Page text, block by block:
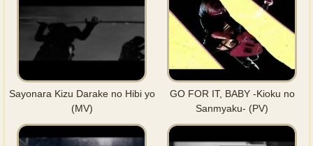
Sayonara Kizu Darake no Hibi yo
(MV)
GO FOR IT, BABY -Kioku no
Sanmyaku- (PV)